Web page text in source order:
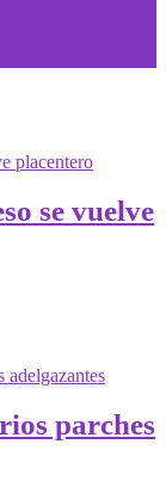
se vuelve
parches